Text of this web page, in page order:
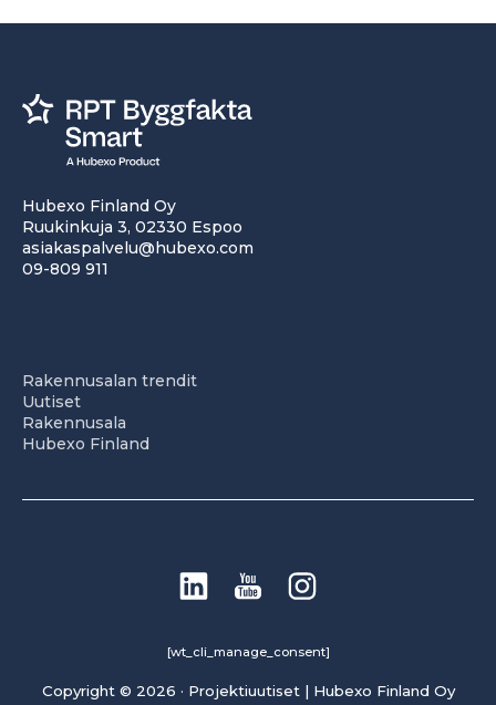
Hubexo Finland Oy
Ruukinkuja 3, 02330 Espoo
asiakaspalvelu@hubexo.com
09-809 911
Rakennusalan trendit
Uutiset
Rakennusala
Hubexo Finland
[wt_cli_manage_consent]
Copyright © 2026 · Projektiuutiset | Hubexo Finland Oy